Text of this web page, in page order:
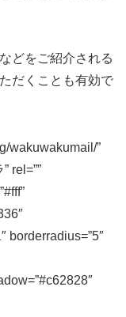
どをご紹介される
だくことも有効で
wakuwakumail/”
rel=””
borderradius=”5″